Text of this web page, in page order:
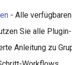
- Alle
Sie alle
Anleitung zu